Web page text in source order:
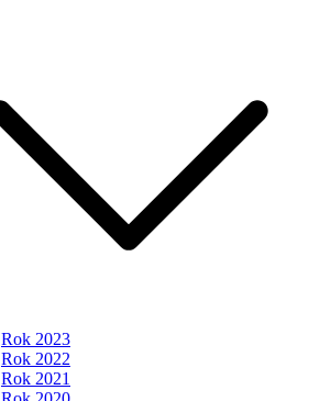
Rok 2023
Rok 2022
Rok 2021